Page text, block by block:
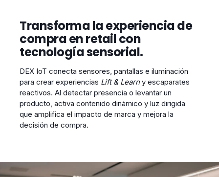
Transforma la experiencia de
compra en retail con
tecnología sensorial.
DEX IoT conecta sensores, pantallas e iluminación
para crear experiencias Lift & Learny escaparates
reactivos. Al detectar presencia o levantar un
producto, activa contenido dinámico y luz dirigida
que amplifica el impacto de marca y mejora la
decisión de compra.